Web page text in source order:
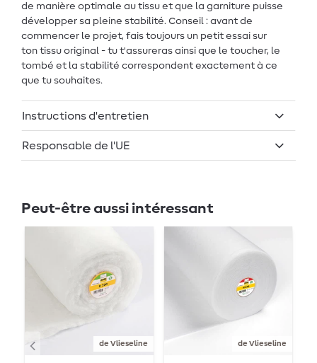
de manière optimale au tissu et que la garniture puisse
développer sa pleine stabilité. Conseil : avant de
commencer le projet, fais toujours un petit essai sur
ton tissu original - tu t'assureras ainsi que le toucher, le
tombé et la stabilité correspondent exactement à ce
que tu souhaites.
Instructions d'entretien
Responsable de l'UE
Peut-être aussi intéressant
de Vlieseline de Vlieseline